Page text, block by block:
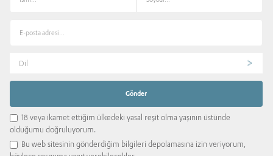
Dil
18 veya ikamet ettiğim ülkedeki yasal reşit olma yaşının üstünde
olduğumu doğruluyorum.
Bu web sitesinin gönderdiğim bilgileri depolamasına izin veriyorum,